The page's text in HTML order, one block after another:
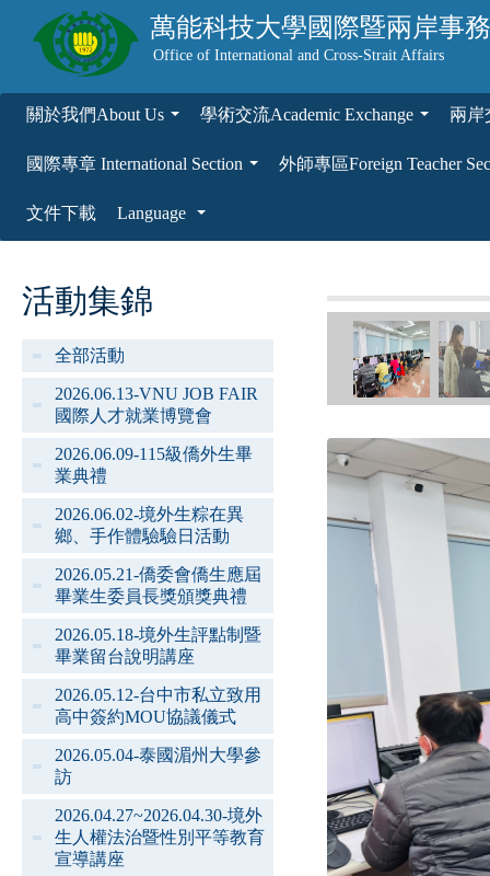
萬能科技大學國際暨兩岸事
Office of International and Cross-Strait Affairs
關於我們About Us 學術交流Academic Exchange 兩岸
國際專章 International Section 外師專區Foreign Teacher
文件下載 Language
活動集錦
全部活動
2026.06.13-VNU JOB FAIR
國際人才就業博覽會
2026.06.09-115級僑外生畢
業典禮
2026.06.02-境外生粽在異
鄉、手作體驗驗日活動
2026.05.21-僑委會僑生應屆
畢業生委員長獎頒獎典禮
2026.05.18-境外生評點制暨
畢業留台說明講座
2026.05.12-台中市私立致用
高中簽約MOU協議儀式
2026.05.04-泰國湄州大學參
訪
2026.04.27~2026.04.30-境外
生人權法治暨性別平等教育
宣導講座